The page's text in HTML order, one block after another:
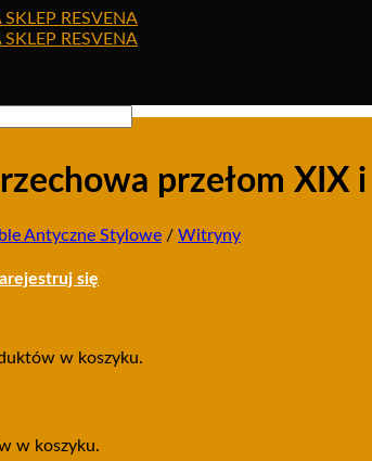
się
w koszyku.
w koszyku.
przełom XIX
Antyczne Stylowe / Witryny